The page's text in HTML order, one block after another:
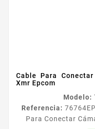
Cable Para
Xmr Epcom
Modelo:
Referencia: 76764
Para Conectar